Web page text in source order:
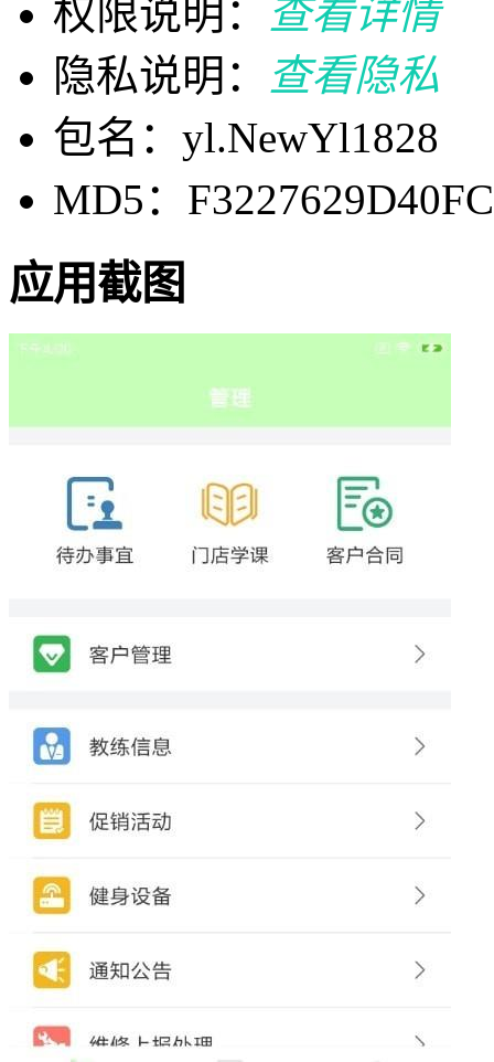
权限说明：
查看详情
隐私说明：
查看隐私
包名：yl.NewYl1828
MD5：
应用截图